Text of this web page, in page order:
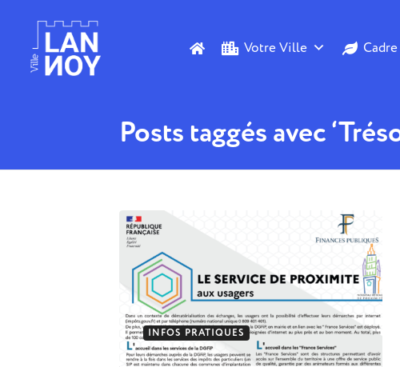
Votre Ville
Posts taggés avec
INFOS PRATIQUES